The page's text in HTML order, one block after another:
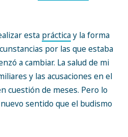
esta prácticay la forma
por las que estaba
a cambiar. La salud de mi
y las acusaciones en el
cuestión de meses. Pero lo
sentido que el budismo